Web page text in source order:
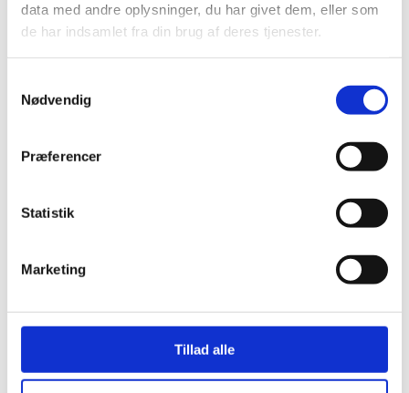
data med andre oplysninger, du har givet dem, eller som
de har indsamlet fra din brug af deres tjenester.
Nødvendig
Præferencer
Statistik
Marketing
Tillad alle